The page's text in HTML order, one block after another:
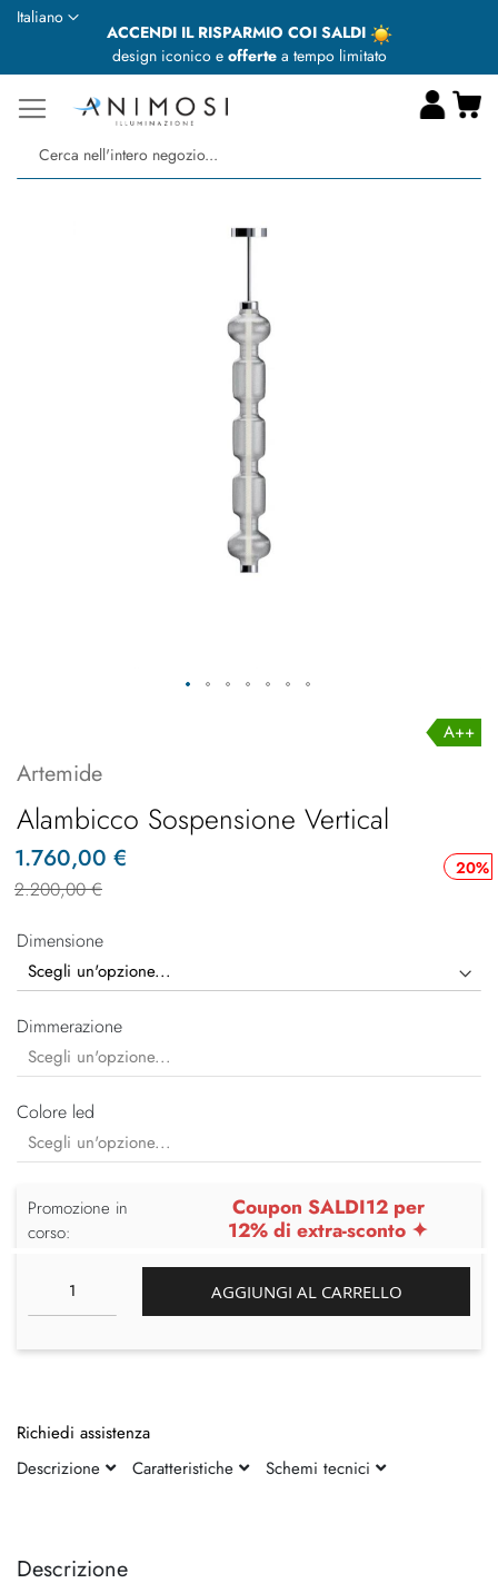
ACCENDI IL RISPARMIO COI SALDI
design iconico e offertea tempo limitato
Lingua
Italiano
fine
della
Descrizione
A++
Artemide
Alambicco Sospensione Vertical
20%
1.760,00 €
2.200,00 €
Dimensione
Dimmerazione
Colore led
Promozione in
corso:
Coupon SALDI12 per
12% di extra-sconto ✦
AGGIUNGI AL CARRELLO
Richiedi assistenza
Descrizione
Caratteristiche Schemi tecnici